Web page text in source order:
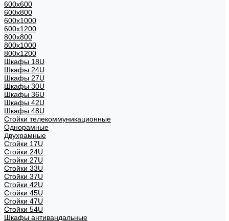
600x600
600x800
600х1000
600х1200
800x800
800х1000
800х1200
Шкафы 18U
Шкафы 24U
Шкафы 27U
Шкафы 30U
Шкафы 36U
Шкафы 42U
Шкафы 48U
Стойки телекоммуникационные
Однорамные
Двухрамные
Стойки 17U
Стойки 24U
Стойки 27U
Стойки 33U
Стойки 37U
Стойки 42U
Стойки 45U
Стойки 47U
Стойки 54U
Шкафы антивандальные